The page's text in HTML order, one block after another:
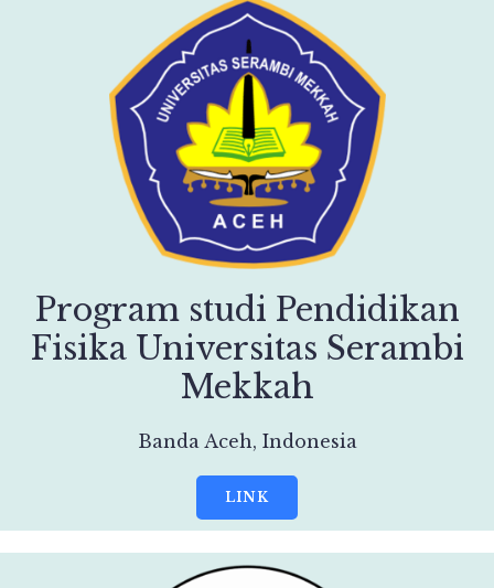
Program studi Pendidikan
Fisika Universitas Serambi
Mekkah
Banda Aceh, Indonesia
LINK